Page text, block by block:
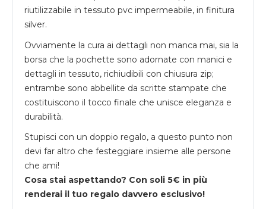
riutilizzabile in tessuto pvc impermeabile, in finitura
silver.
Ovviamente la cura ai dettagli non manca mai, sia la
borsa che la pochette sono adornate con manici e
dettagli in tessuto, richiudibili con chiusura zip;
entrambe sono abbellite da scritte stampate che
costituiscono il tocco finale che unisce eleganza e
durabilità.
Stupisci con un doppio regalo, a questo punto non
devi far altro che festeggiare insieme alle persone
che ami!
Cosa stai aspettando? Con soli 5€ in più
renderai il tuo regalo davvero esclusivo!